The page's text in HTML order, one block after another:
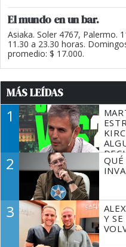
El mundo en un bar.
Asiaka. Soler 4767, Palermo.
11.30 a 23.30 horas.
promedio: $ 17.000.
MÁS LEÍDAS
1
2
3
Y